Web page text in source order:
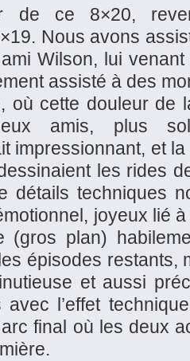
de ce 8×20,
Nous avons
Wilson, lui
assisté à des
où cette douleur de
amis, plus
impressionnant, et
les rides
détails techniques
joyeux lié à
(gros plan)
épisodes restants,
et aussi
avec l’effet
final où les deux